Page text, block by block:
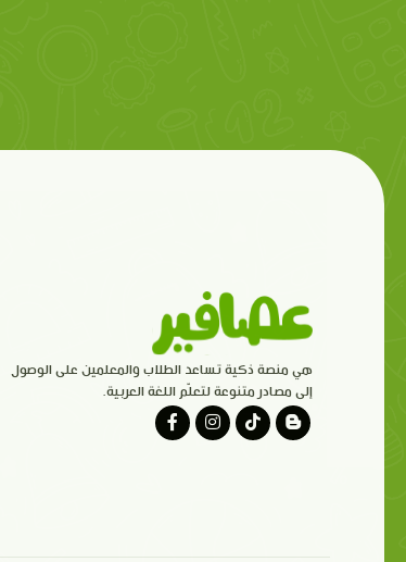
هي منصة ذكية تساعد الطلاب والمعلمين على الوصول
إلى مصادر متنوعة لتعلّم اللغة العربية.